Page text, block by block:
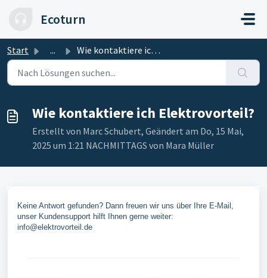
Ecoturn
Start ... Wie kontaktiere ich Elektrovorteil?
Wie kontaktiere ich Elektrovorteil?
Erstellt von Marc Schubert, Geändert am Do, 15 Mai,
2025 um 1:21 NACHMITTAGS von Mara Müller
Keine Antwort gefunden? Dann freuen wir uns über Ihre E-Mail,
unser Kundensupport hilft Ihnen gerne weiter:
info@elektrovorteil.de